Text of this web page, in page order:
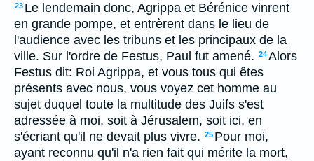
23 Le lendemain donc, Agrippa et Bérénice vinrent
en grande pompe, et entrèrent dans le lieu de
l'audience avec les tribuns et les principaux de la
ville. Sur l'ordre de Festus, Paul fut amené. 24Alors
Festus dit: Roi Agrippa, et vous tous qui êtes
présents avec nous, vous voyez cet homme au
sujet duquel toute la multitude des Juifs s'est
adressée à moi, soit à Jérusalem, soit ici, en
s'écriant qu'il ne devait plus vivre. 25 Pour moi,
ayant reconnu qu'il n'a rien fait qui mérite la mort,